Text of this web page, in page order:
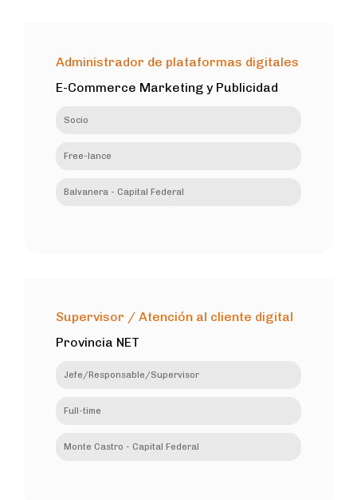
Administrador de plataformas digitales
E-Commerce Marketing y Publicidad
Socio
Free-lance
Balvanera - Capital Federal
Supervisor / Atención al cliente digital
Provincia NET
Jefe/Responsable/Supervisor
Full-time
Monte Castro - Capital Federal